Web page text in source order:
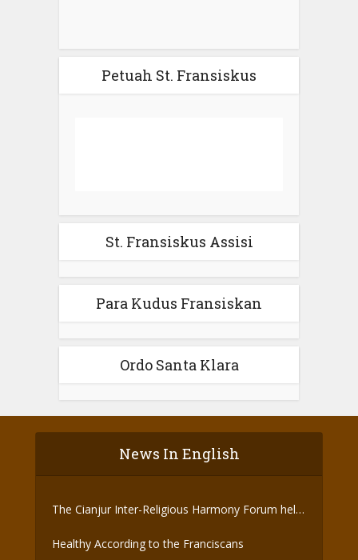
Petuah St. Fransiskus
St. Fransiskus Assisi
Para Kudus Fransiskan
Ordo Santa Klara
News In English
The Cianjur Inter-Religious Harmony Forum held
Healthy According to the Franciscans